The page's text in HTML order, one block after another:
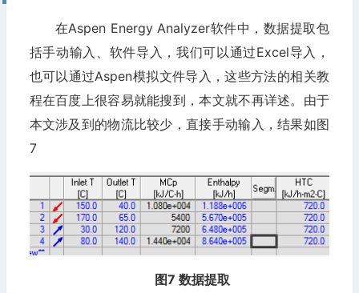
在Aspen Energy Analyzer软件中，数据提取包
括手动输入、软件导入，我们可以通过Excel导入，
也可以通过Aspen模拟文件导入，这些方法的相关教
程在百度上很容易就能搜到，本文就不再详述。由于
本文涉及到的物流比较少，直接手动输入，结果如图
7
图7 数据提取